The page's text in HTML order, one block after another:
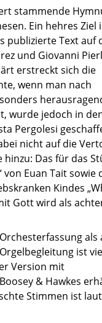
stammende
Ein hehres Ziel
publizierte Text auf
und Giovanni
erstreckt sich die
wenn man nach
wurde jedoch in
Pergolesi
nicht auf die
Das für das
Euan Tait sowie
Kindes
Gott wird als
als
ist
Version mit
& Hawkes
Stimmen ist